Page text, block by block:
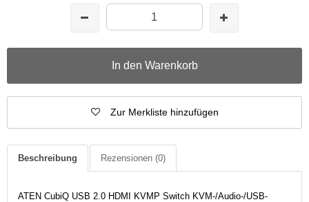
In den Warenkorb
Zur Merkliste hinzufügen
Beschreibung Rezensionen (0)
ATEN CubiQ USB 2.0 HDMI KVMP Switch KVM-/Audio-/USB-